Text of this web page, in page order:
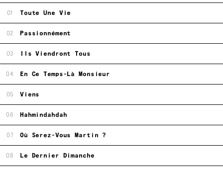
01 Toute Une Vie
02 Passionnément
03 Ils Viendront Tous
04 En Ce Temps-Là Monsieur
05 Viens
06 Hahmindahdah
07 Où Serez-Vous Martin ?
08 Le Dernier Dimanche